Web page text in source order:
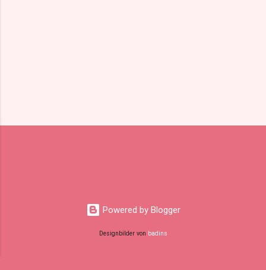
Powered by Blogger
Designbilder von badins